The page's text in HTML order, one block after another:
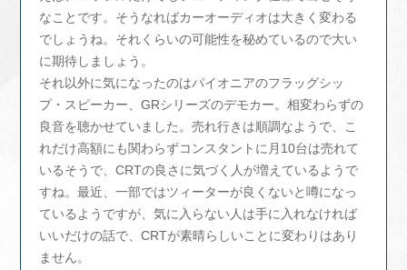
なことです。そうなればカーオーディオは大きく変わる
でしょうね。それくらいの可能性を秘めているので大い
に期待しましょう。
それ以外に気になったのはパイオニアのフラッグシッ
プ・スピーカー、GRシリーズのデモカー。相変わらずの
良音を聴かせていました。売れ行きは順調なようで、こ
れだけ高額にも関わらずコンスタントに月10台は売れて
いるそうで、CRTの良さに気づく人が増えているようで
すね。最近、一部ではツィーターが良くないと噂になっ
ているようですが、気に入らない人は手に入れなければ
いいだけの話で、CRTが素晴らしいことに変わりはあり
ません。